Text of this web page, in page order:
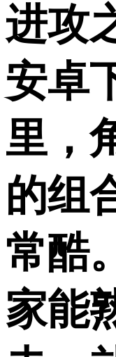
进攻
安卓
里，
的组
常酷
家能